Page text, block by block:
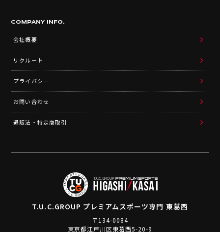
COMPANY INFO.
会社概要
リクルート
プライバシー
お問い合わせ
通販法・特定商取引
T.U.C.GROUP プレミアムスポーツ専門 東葛西
〒134-0084
東京都江戸川区東葛西5-20-9